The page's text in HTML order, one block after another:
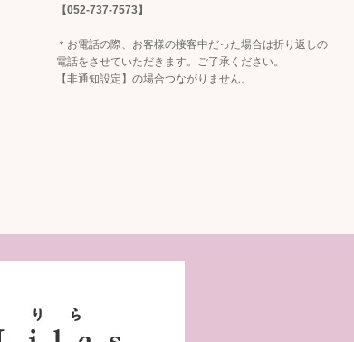
【052-737-7573】
＊お電話の際、お客様の接客中だった場合は折り返しの
電話をさせていただきます。ご了承ください。
【非通知設定】の場合つながりません。